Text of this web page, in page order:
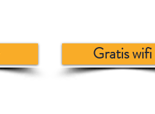
Gratis wifi